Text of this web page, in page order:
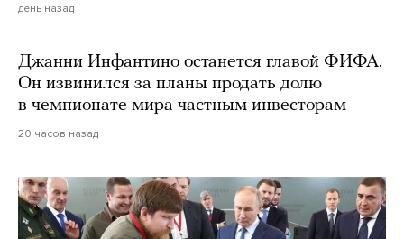
день назад
Джанни Инфантино останется главой ФИФА.
Он извинился за планы продать долю
в чемпионате мира частным инвесторам
20 часов назад